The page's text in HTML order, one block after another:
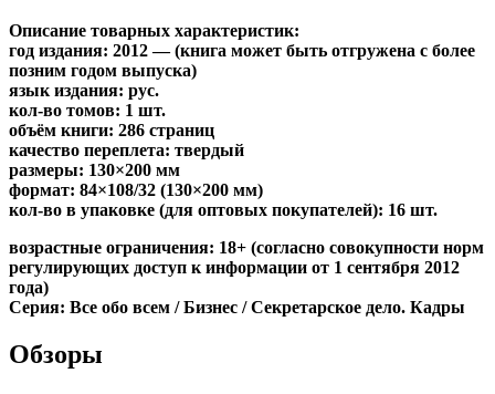
Описание товарных характеристик:
год издания: 2012 — (книга может быть отгружена c более
позним годом выпуска)
язык издания: рус.
кол-во томов: 1 шт.
объём книги: 286 страниц
качество переплета: твердый
размеры: 130×200 мм
формат: 84×108/32 (130×200 мм)
кол-во в упаковке (для оптовых покупателей): 16 шт.
возрастные ограничения: 18+ (согласно совокупности норм
регулирующих доступ к информации от 1 сентября 2012
года)
Серия: Все обо всем / Бизнес / Секретарское дело. Кадры
Обзоры